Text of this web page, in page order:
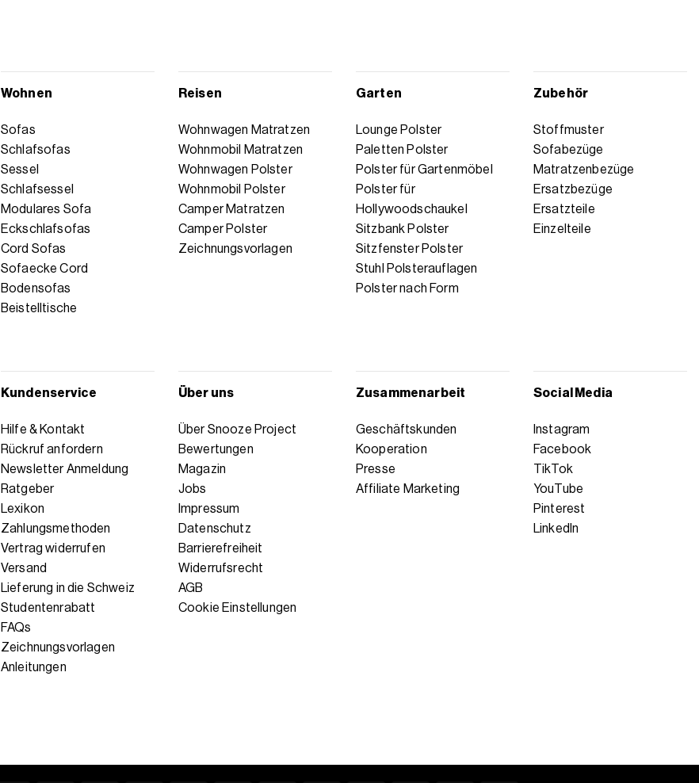
Wohnen
Sofas
Schlafsofas
Sessel
Schlafsessel
Modulares Sofa
Eckschlafsofas
Cord Sofas
Sofaecke Cord
Bodensofas
Beistelltische
Reisen
Wohnwagen Matratzen
Wohnmobil Matratzen
Wohnwagen Polster
Wohnmobil Polster
Camper Matratzen
Camper Polster
Zeichnungsvorlagen
Garten
Lounge Polster
Paletten Polster
Polster für Gartenmöbel
Polster für
Hollywoodschaukel
Sitzbank Polster
Sitzfenster Polster
Stuhl Polsterauflagen
Polster nach Form
Zubehör
Stoffmuster
Sofabezüge
Matratzenbezüge
Ersatzbezüge
Ersatzteile
Einzelteile
Kundenservice
Hilfe & Kontakt
Rückruf anfordern
Newsletter Anmeldung
Ratgeber
Lexikon
Zahlungsmethoden
Vertrag widerrufen
Versand
Lieferung in die Schweiz
Studentenrabatt
FAQs
Zeichnungsvorlagen
Anleitungen
Über uns
Über Snooze Project
Bewertungen
Magazin
Jobs
Impressum
Datenschutz
Barrierefreiheit
Widerrufsrecht
AGB
Cookie Einstellungen
Zusammenarbeit
Geschäftskunden
Kooperation
Presse
Affiliate Marketing
Social Media
Instagram
Facebook
TikTok
YouTube
Pinterest
LinkedIn